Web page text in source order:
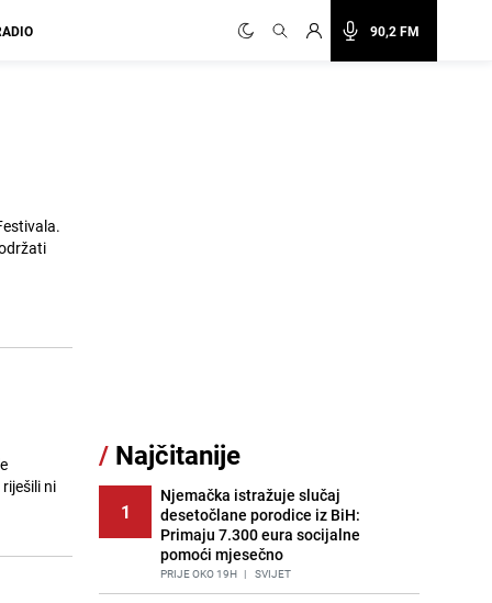
90,2 FM
ni
/ Najčitanije
1
Njemačka istražuje slučaj
desetočlane porodice iz BiH:
Primaju 7.300 eura socijalne
pomoći mjesečno
PRIJE OKO 19H | SVIJET